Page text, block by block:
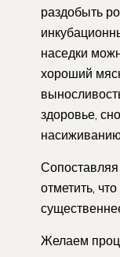
раздобыть
наседки
хороший
здоровье,
отметить,
Желаем